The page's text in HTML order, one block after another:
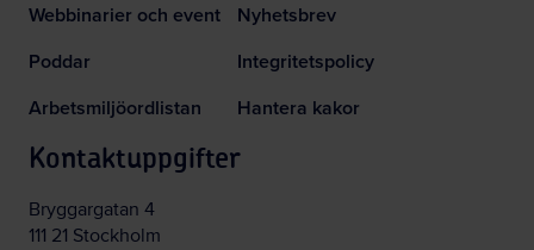
Webbinarier och event
Poddar
Arbetsmiljöordlistan
Nyhetsbrev
Integritetspolicy
Hantera kakor
Kontaktuppgifter
Bryggargatan 4
111 21 Stockholm